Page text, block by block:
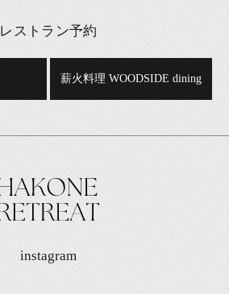
レストラン予約
薪火料理 WOODSIDE dining
instagram